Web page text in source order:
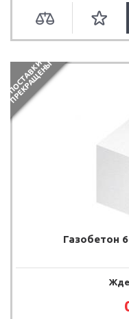
П
О
С
Т
А
В
К
И
П
Р
Е
К
Р
А
Щ
Е
Н
Ы
Газобетон